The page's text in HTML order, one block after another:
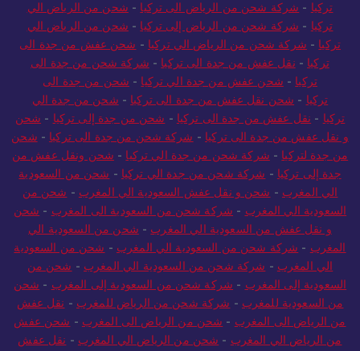
تركيا - شركة شحن من الرياض الى تركيا - شحن من الرياض الي
تركيا - شركة شحن من الرياض إلى تركيا - شحن من الرياض الي
تركيا - شركة شحن من الرياض الي تركيا - شحن عفش من جدة الى
تركيا - نقل عفش من جدة الى تركيا - شركة شحن من جدة الى
تركيا - شحن عفش من جدة الي تركيا - شحن من جدة الى
تركيا - شحن نقل عفش من جدة الى تركيا - شحن من جدة الي
تركيا - نقل عفش من جدة الى تركيا - شحن من جدة إلى تركيا - شحن
و نقل عفش من جدة الى تركيا - شركة شحن من جدة الى تركيا - شحن
من جدة لتركيا - شركة شحن من جدة الي تركيا - شحن ونقل عفش من
جدة إلى تركيا - شركة شحن من جدة الي تركيا - شحن من السعودية
الي المغرب - شحن و نقل عفش السعودية الي المغرب - شحن من
السعودية الي المغرب - شركة شحن من السعودية الى المغرب - شحن
و نقل عفش من السعودية الي المغرب - شحن من السعودية الي
المغرب - شركة شحن من السعودية الي المغرب - شحن من السعودية
الي المغرب - شركة شحن من السعودية الي المغرب - شحن من
السعودية إلى المغرب - شركة شحن من السعودية إلى المغرب - شحن
من السعودية للمغرب - شركة شحن من الرياض للمغرب - نقل عفش
من الرياض الى المغرب - شحن من الرياض الى المغرب - شحن عفش
من الرياض الي المغرب - شحن من الرياض الي المغرب - نقل عفش